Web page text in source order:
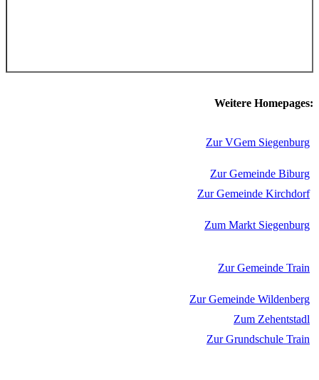
Weitere Homepages:
Zur VGem Siegenburg
Zur Gemeinde Biburg
Zur Gemeinde Kirchdorf
Zum Markt Siegenburg
Zur Gemeinde Train
Zur Gemeinde Wildenberg
Zum Zehentstadl
Zur Grundschule Train